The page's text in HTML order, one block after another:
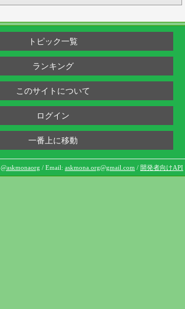
トピック一覧
ランキング
このサイトについて
ログイン
一番上に移動
@askmonaorg / Email: askmona.org@gmail.com / 開発者向けAPI